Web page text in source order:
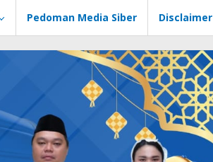
Pedoman Media Siber Disclaimer